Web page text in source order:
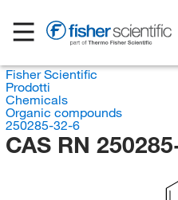
Fisher Scientific
Prodotti
Chemicals
Organic compounds
250285-32-6
CAS RN